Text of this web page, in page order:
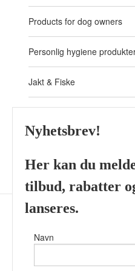
Products for dog owners
Personlig hygiene
Jakt & Fiske
Skjeggprodukter fra ulike
Nyhetsbrev!
Her kan du
tilbud, rabatter
lanseres.
Navn